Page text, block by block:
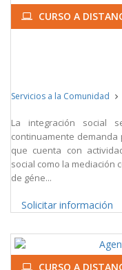
CURSO A
Servicios a la Comunidad
La integración social
continuamente
que cuenta con
social como la mediación
de géne...
Solicitar información
CURSO A